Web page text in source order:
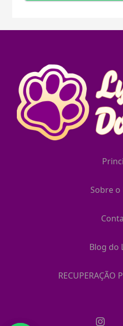
Sobre o
Blog do
RECUPERAÇÃO